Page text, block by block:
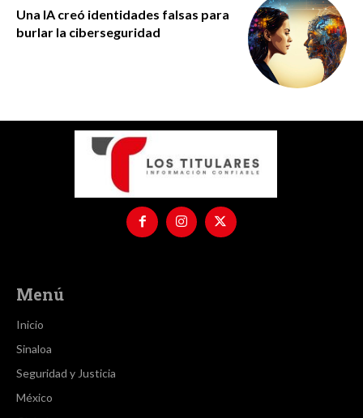
Una IA creó identidades falsas para
burlar la ciberseguridad
Menú
Inicio
Sinaloa
Seguridad y Justicia
México